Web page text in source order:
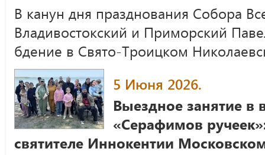
В канун дня празднования Собора
Владивостокский и Приморский
бдение в Свято-Троицком
5 Июня 2026.
Выездное занятие в
«Серафимов
святителе Иннокентии